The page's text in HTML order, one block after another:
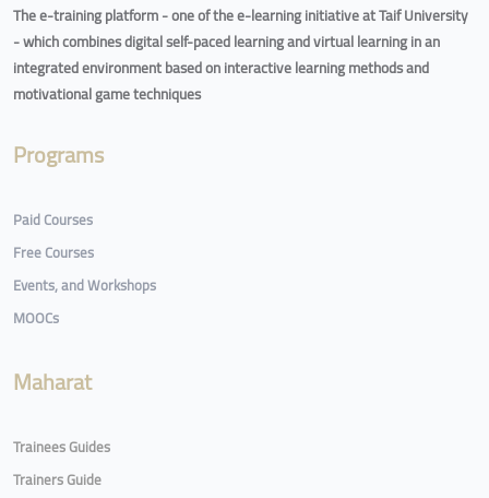
The e-training platform - one of the e-learning initiative at Taif University
- which combines digital self-paced learning and virtual learning in an
integrated environment based on interactive learning methods and
motivational game techniques
Programs
Paid Courses
Free Courses
Events, and Workshops
MOOCs
Maharat
Trainees Guides
Trainers Guide